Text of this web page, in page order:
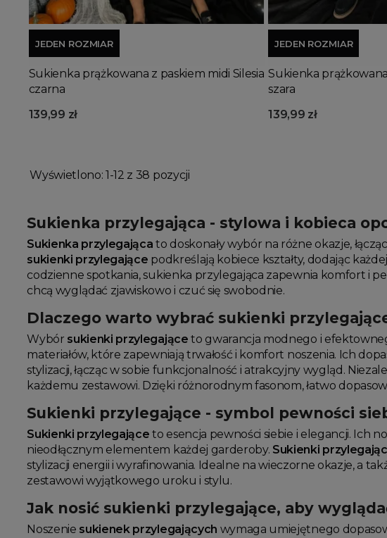
Dodaj do
JEDEN ROZMIAR
Sukienka prążkowana z paskiem midi Silesia
czarna
139,99 zł
JEDEN ROZMIAR
Sukienka
szara
139,99 zł
Wyświetlono: 1-12 z 38 pozycji
Sukienka przylegająca - stylowa i kobieca
Sukienka przylegająca to doskonały wybór na różne okazje,
sukienki przylegające podkreślają kobiece kształty, dodając
codzienne spotkania, sukienka przylegająca zapewnia komfort i
chcą wyglądać zjawiskowo i czuć się swobodnie.
Dlaczego warto wybrać sukienki
Wybór sukienki przylegające to gwarancja modnego i
materiałów, które zapewniają trwałość i komfort noszenia. Ich
stylizacji, łącząc w sobie funkcjonalność i atrakcyjny wygląd.
każdemu zestawowi. Dzięki różnorodnym fasonom, łatwo
Sukienki przylegające - symbol pewności
Sukienki przylegające to esencja pewności siebie i elegancji. Ich
nieodłącznym elementem każdej garderoby. Sukienki
stylizacji energii i wyrafinowania. Idealne na wieczorne okazje, a
zestawowi wyjątkowego uroku i stylu.
Jak nosić sukienki przylegające, aby
Noszenie sukienek przylegających wymaga umiejętnego